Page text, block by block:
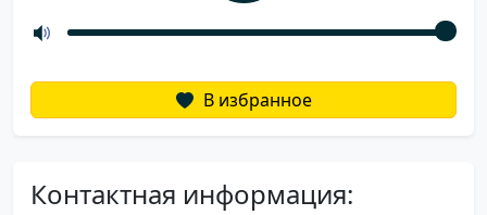
В избранное
Контактная информация: